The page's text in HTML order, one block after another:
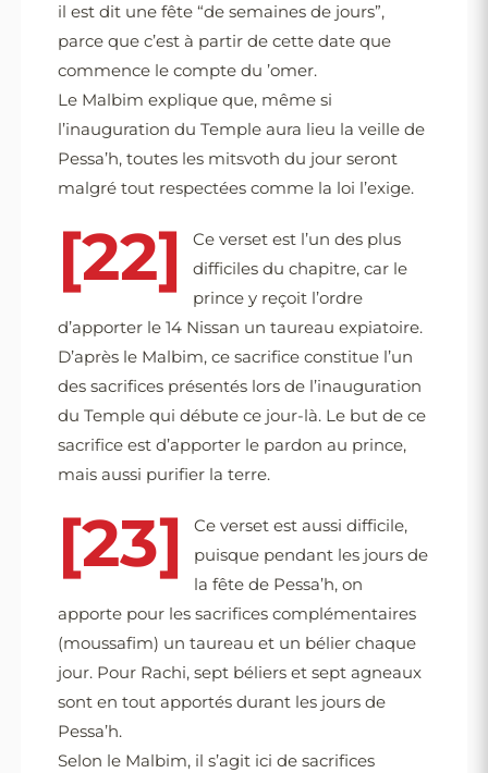
il est dit une fête “de semaines de jours”,
parce que c’est à partir de cette date que
commence le compte du ’omer.
Le Malbim explique que, même si
l’inauguration du Temple aura lieu la veille de
Pessa’h, toutes les mitsvoth du jour seront
malgré tout respectées comme la loi l’exige.
[22]
Ce verset est l’un des plus
difficiles du chapitre, car le
prince y reçoit l’ordre
d’apporter le 14 Nissan un taureau expiatoire.
D’après le Malbim, ce sacrifice constitue l’un
des sacrifices présentés lors de l’inauguration
du Temple qui débute ce jour-là. Le but de ce
sacrifice est d’apporter le pardon au prince,
mais aussi purifier la terre.
[23]
Ce verset est aussi difficile,
puisque pendant les jours de
la fête de Pessa’h, on
apporte pour les sacrifices complémentaires
(moussafim) un taureau et un bélier chaque
jour. Pour Rachi, sept béliers et sept agneaux
sont en tout apportés durant les jours de
Pessa’h.
Selon le Malbim, il s’agit ici de sacrifices